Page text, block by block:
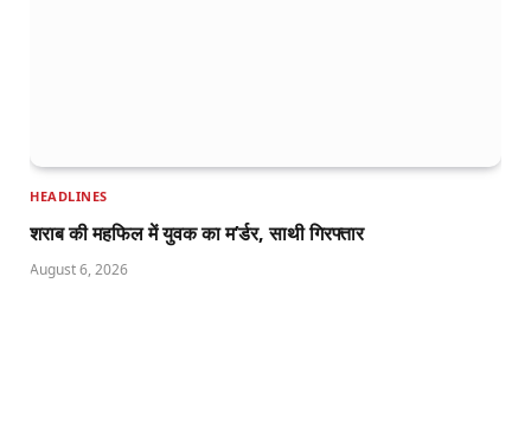
HEADLINES
शराब की महफिल में युवक का म’र्डर, साथी गिरफ्तार
August 6, 2026